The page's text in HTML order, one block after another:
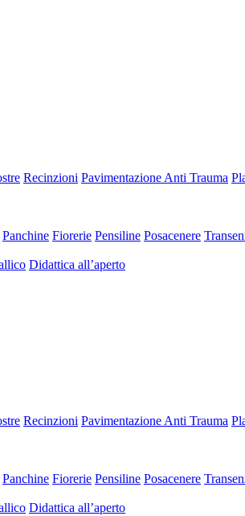
Recinzioni Pavimentazione Anti Trauma
Panchine Fiorerie Pensiline Posacenere
Didattica all’aperto
Recinzioni Pavimentazione Anti Trauma
Panchine Fiorerie Pensiline Posacenere
Didattica all’aperto